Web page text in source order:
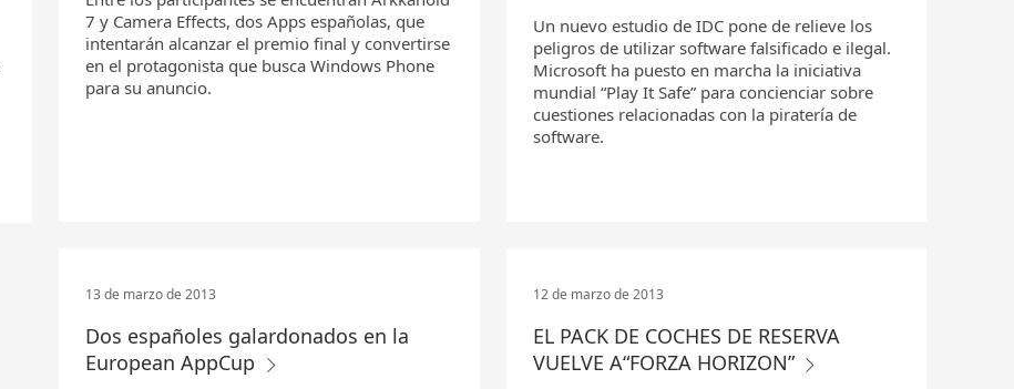
7 y Camera Effects, dos Apps españolas, que
intentarán alcanzar el premio final y convertirse
en el protagonista que busca Windows Phone
para su anuncio.
Un nuevo estudio de IDC pone de relieve los
peligros de utilizar software falsificado e ilegal.
Microsoft ha puesto en marcha la iniciativa
mundial “Play It Safe” para concienciar sobre
cuestiones relacionadas con la piratería de
software.
13 de marzo de 2013
Dos españoles galardonados en la
European AppCup
12 de marzo de 2013
EL PACK DE COCHES DE RESERVA
VUELVE A“FORZA HORIZON”